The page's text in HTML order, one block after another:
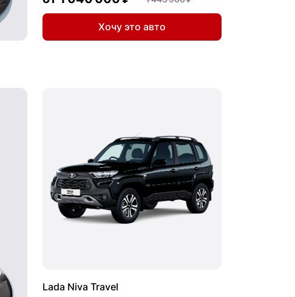
Хочу это авто
Lada Niva Travel